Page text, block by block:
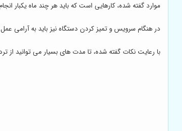
موارد گفته شده، کارهایی است که باید هر چند ماه یکبار
در هنگام سرویس و تمیز کردن دستگاه نیز باید به آرامی
با رعایت نکات گفته شده، تا مدت های بسیار می توانید از